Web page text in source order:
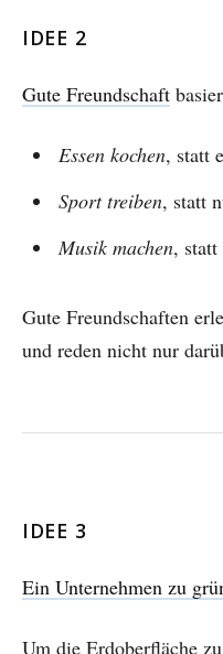
IDEE 2
Gute Freundschaft
Essen kochen, statt
Sport treiben, statt
Musik machen, statt
Gute Freundschaften
und reden nicht nur
IDEE 3
Ein Unternehmen zu
Um die Erdoberfläche